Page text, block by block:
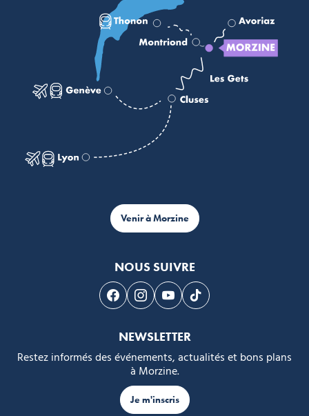
Venir à Morzine
NOUS SUIVRE
Suivez-nous sur Facebook
Suivez-nous sur Instagram
Suivez-nous sur Youtube
Suivez-nous sur
NEWSLETTER
Restez informés des événements, actualités et bons plans
à Morzine.
Je m'inscris